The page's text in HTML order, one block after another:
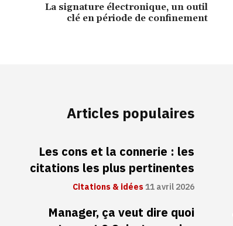
La signature électronique, un outil
clé en période de confinement
Articles populaires
Les cons et la connerie : les
citations les plus pertinentes
Citations & idées11 avril 2026
Manager, ça veut dire quoi